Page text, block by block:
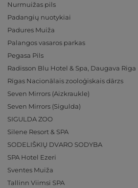
Nurmuižas pils
Padangių nuotykiai
Padures Muiža
Palangos vasaros parkas
Pegasa Pils
Radisson Blu Hotel & Spa, Daugava Riga
Rīgas Nacionālais zooloģiskais dārzs
Seven Mirrors (Aizkraukle)
Seven Mirrors (Sigulda)
SIGULDA ZOO
Silene Resort & SPA
SODELIŠKIŲ DVARO SODYBA
SPA Hotel Ezeri
Sventes Muiža
Tallinn Viimsi SPA